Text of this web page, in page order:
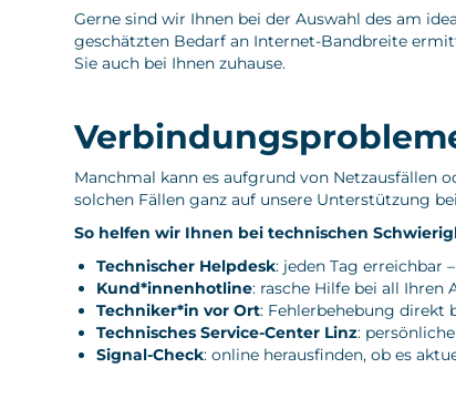
Gerne sind wir Ihnen bei der Auswahl des am
geschätzten Bedarf an Internet-Bandbreite
Sie auch bei Ihnen zuhause.
Manchmal kann es aufgrund von Netzausfällen
solchen Fällen ganz auf unsere Unterstützung
So helfen wir Ihnen bei technischen
Technischer Helpdesk: jeden Tag erreichbar
Kund*innenhotline: rasche Hilfe bei all Ihren
Techniker*in vor Ort: Fehlerbehebung direkt
Technisches Service-Center Linz:
Signal-Check: online herausfinden, ob es